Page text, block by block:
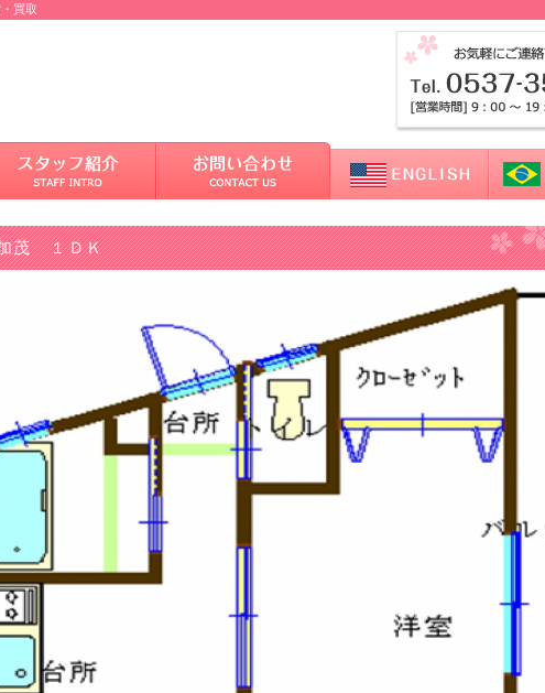
買取
茂 １ＤＫ